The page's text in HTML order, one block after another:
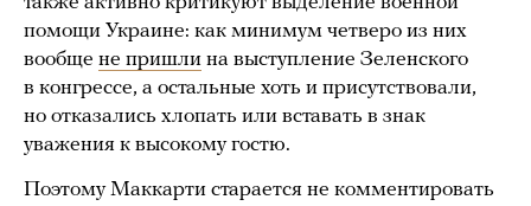
помощи Украине: как минимум четверо из них
вообще не пришли на выступление Зеленского
в конгрессе, а остальные хоть и присутствовали,
но отказались хлопать или вставать в знак
уважения к высокому гостю.
Поэтому Маккарти старается не комментировать